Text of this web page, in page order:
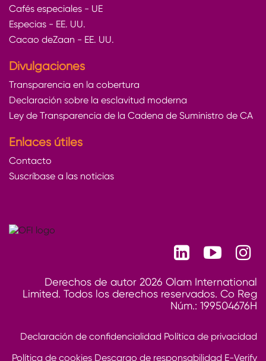
Cafés especiales - UE
Especias - EE. UU.
Cacao deZaan - EE. UU.
Divulgaciones
Transparencia en la cobertura
Declaración sobre la esclavitud moderna
Ley de Transparencia de la Cadena de Suministro de CA
Enlaces útiles
Contacto
Suscríbase a las noticias
Derechos de autor 2026 Olam International
Limited. Todos los derechos reservados. Co Reg
Núm.: 199504676H
Declaración de confidencialidad Política de privacidad
Política de cookies Descargo de responsabilidad E-Verify